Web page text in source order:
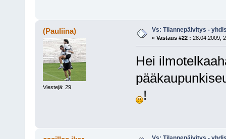
(Pauliina)
Viestejä: 29
Vs: Tilannepäivitys -
« Vastaus #22 : 28.04.2009,
Hei
!